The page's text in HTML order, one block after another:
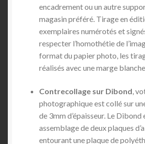
encadrement ou un autre
magasin préféré. Tirage en
exemplaires numérotés et
respecter l’homothétie de
format du papier photo, les
réalisés avec une marge
Contrecollage sur Dibond,
photographique est collé sur
de 3mm d’épaisseur. Le Dibond
assemblage de deux plaques
entourant une plaque de